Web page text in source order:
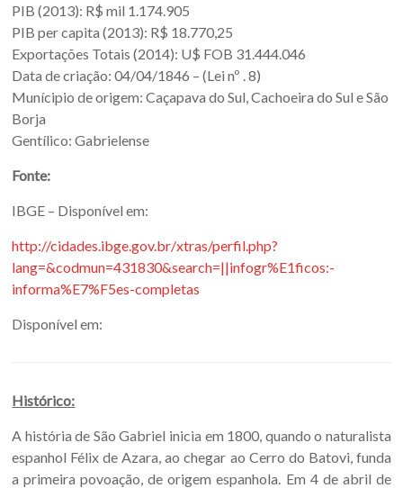
PIB (2013): R$ mil 1.174.905
PIB per capita (2013): R$ 18.770,25
Exportações Totais (2014): U$ FOB 31.444.046
Data de criação: 04/04/1846 – (Lei nº . 8)
Munícipio de origem: Caçapava do Sul, Cachoeira do Sul e São
Borja
Gentílico: Gabrielense
Fonte:
IBGE – Disponível em:
http://cidades.ibge.gov.br/xtras/perfil.php?
lang=&codmun=431830&search=||infogr%E1ficos:-
informa%E7%F5es-completas
Disponível em:
Histórico:
A história de São Gabriel inicia em 1800, quando o naturalista
espanhol Félix de Azara, ao chegar ao Cerro do Batovi, funda
a primeira povoação, de origem espanhola. Em 4 de abril de